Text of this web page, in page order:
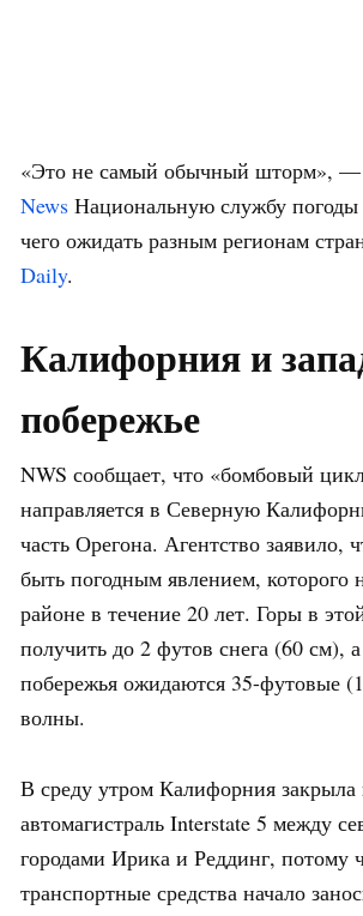
«Это не самый обычный шторм», —
News Национальную службу
чего ожидать разным регионам
Daily.
Калифорния и
побережье
NWS сообщает, что «бомбовый
направляется в Северную
часть Орегона. Агентство заявило,
быть погодным явлением, которого
районе в течение 20 лет. Горы в
получить до 2 футов снега (60 см),
побережья ожидаются 35-футовые
волны.
В среду утром Калифорния
автомагистраль Interstate 5 между
городами Ирика и Реддинг, потому
транспортные средства начало